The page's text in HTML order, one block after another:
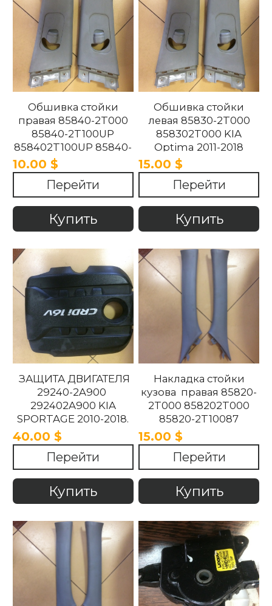
Обшивка стойки
правая 85840-2T000
85840-2T100UP
858402T100UP 85840-
2T100UP KIA Optima
2011-2018
10.00 $
Перейти
Купить
Обшивка стойки
левая 85830-2T000
858302T000 KIA
Optima 2011-2018
15.00 $
Перейти
Купить
ЗАЩИТА ДВИГАТЕЛЯ
29240-2A900
292402A900 KIA
SPORTAGE 2010-2018.
40.00 $
Перейти
Купить
Накладка стойки
кузова правая 85820-
2T000 858202T000
85820-2T10087
858202T10087 85820-
2T100UP
858202T100UP Kia
Optima 2010 -2015
15.00 $
Перейти
Купить